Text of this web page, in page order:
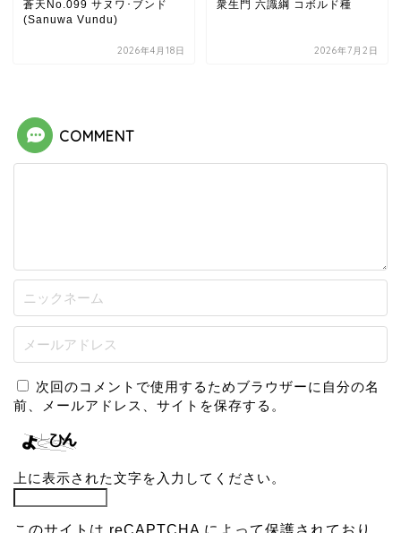
蒼天No.099 サヌワ･ブンド
(Sanuwa Vundu)
2026年4月18日
衆生門 六識綱 コボルド種
2026年7月2日
COMMENT
次回のコメントで使用するためブラウザーに自分の名
前、メールアドレス、サイトを保存する。
上に表示された文字を入力してください。
このサイトは reCAPTCHA によって保護されており、